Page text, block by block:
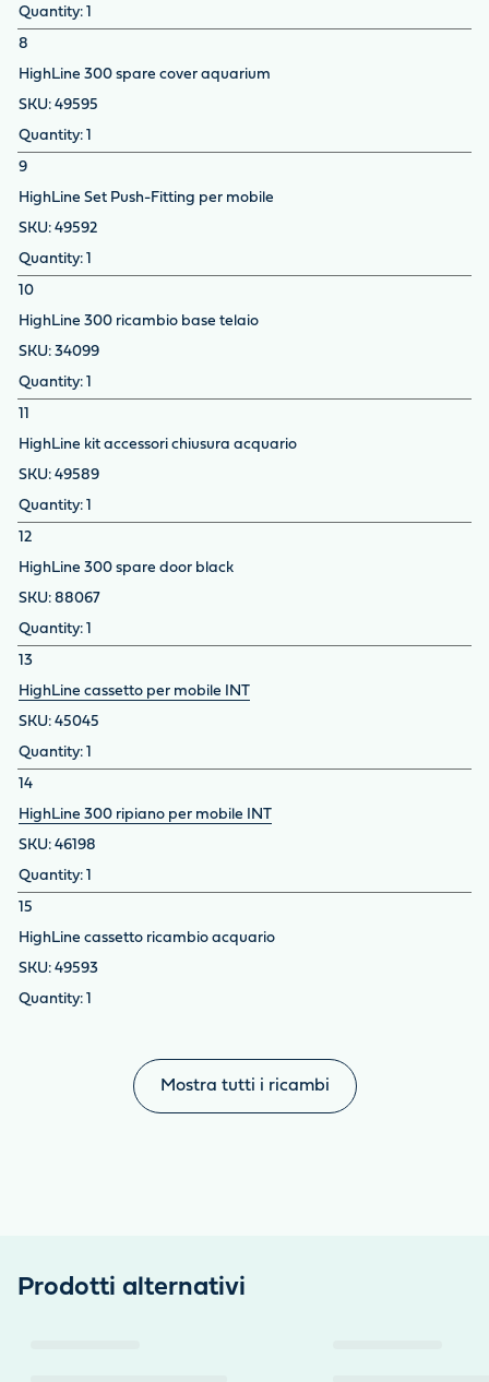
8
HighLine 300 spare cover aquarium
49595
9
HighLine Set Push-Fitting per mobile
49592
10
HighLine 300 ricambio base telaio
34099
HighLine kit accessori chiusura acquario
49589
12
HighLine 300 spare door black
88067
13
HighLine cassetto per mobile INT
45045
14
HighLine 300 ripiano per mobile INT
46198
15
HighLine cassetto ricambio acquario
49593
Mostra tutti i ricambi
Prodotti alternativi